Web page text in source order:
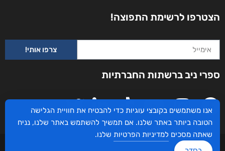
דורג
5.00
מתוך 5
₪29
–
₪46
דיגיטלי
₪
₪29
הצטרפו לרשימת התפוצה!
צרפו אותי!
ספרי ניב ברשתות החברתיות
עיצוב ובניית האתר: ספרי ניב © כל הזכויות שמורות. בוקסאי טכנולוגיות בע"מ שד אבא
אנו משתמשים בקובצי עוגיות כדי להבטיח את חוויית הגלישה
הטובה ביותר באתר שלנו. אם תמשיך להשתמש באתר שלנו, נניח
שאתה מסכים למדיניות הפרטיות שלנו.